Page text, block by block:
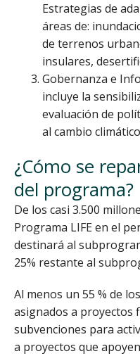
Estrategias de
áreas de:
de terrenos
insulares,
Gobernanza e
incluye la
evaluación de
al cambio
¿Cómo se
del programa?
De los casi 3.500
Programa LIFE en el
destinará al
25% restante al
Al menos un 55 % de
asignados a proyectos
subvenciones para
a proyectos que